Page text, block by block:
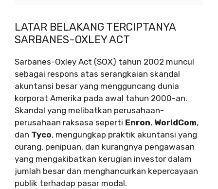
LATAR BELAKANG TERCIPTANYA
SARBANES-OXLEY ACT
Sarbanes-Oxley Act (SOX) tahun 2002 muncul
sebagai respons atas serangkaian skandal
akuntansi besar yang mengguncang dunia
korporat Amerika pada awal tahun 2000-an.
Skandal yang melibatkan perusahaan-
perusahaan raksasa seperti Enron, WorldCom,
dan Tyco, mengungkap praktik akuntansi yang
curang, penipuan, dan kurangnya pengawasan
yang mengakibatkan kerugian investor dalam
jumlah besar dan menghancurkan kepercayaan
publik terhadap pasar modal.